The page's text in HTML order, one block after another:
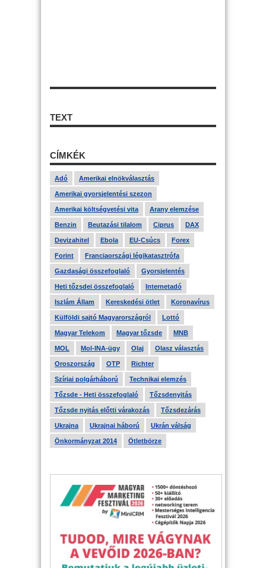
TEXT
CÍMKÉK
Adó Amerikai elnökválasztás
Amerikai gyorsjelentési szezon
Amerikai költségvetési vita Arany elemzése
Benzin Beutazási tilalom Ciprus DAX
Devizahitel Ebola EU-Csúcs Forex
Forint Franciaországi légikatasztrófa
Gazdasági összefoglaló Gyorsjelentés
Heti tőzsdei összefoglaló Internetadó
Iszlám Állam Kereskedési ötlet Koronavírus
Külföldi sajtó Magyarországról Lottó
Magyar Telekom Magyar tőzsde MNB
MOL Mol-INA-ügy Olaj Olasz választás
Oroszország OTP Richter
Szíriai polgárháború Technikai elemzés
Tőzsde - Heti összefoglaló Tőzsdenyitás
Tőzsde nyitás előtti várakozás Tőzsdezárás
Ukrajna Ukrajnai háború Ukrán válság
Önkormányzat 2014 Ötletbörze